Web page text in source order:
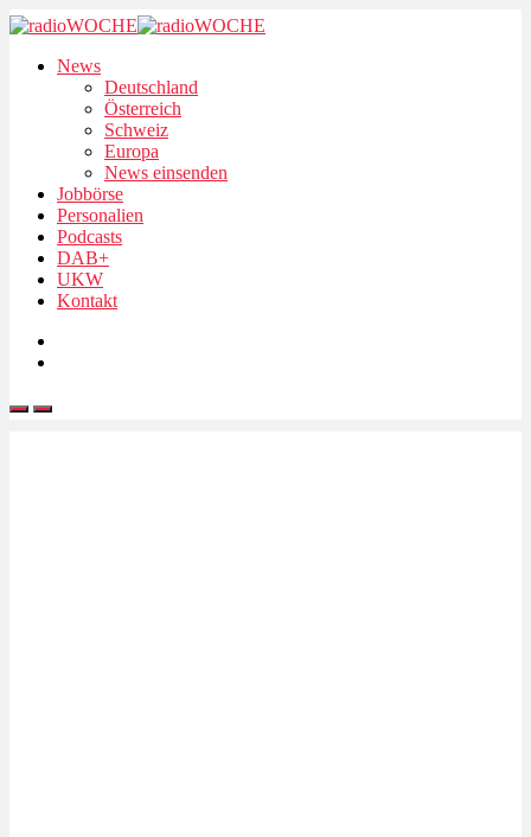
News
Deutschland
Österreich
Schweiz
Europa
News einsenden
Jobbörse
Personalien
Podcasts
DAB+
UKW
Kontakt